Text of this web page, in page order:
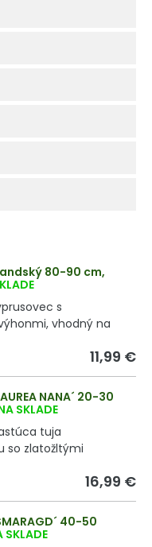
80-90 cm,
s
vhodný na
11,99 €
NANA´ 20-30
SKLADE
tuja
so zlatožltými
16,99 €
40-50
SKLADE